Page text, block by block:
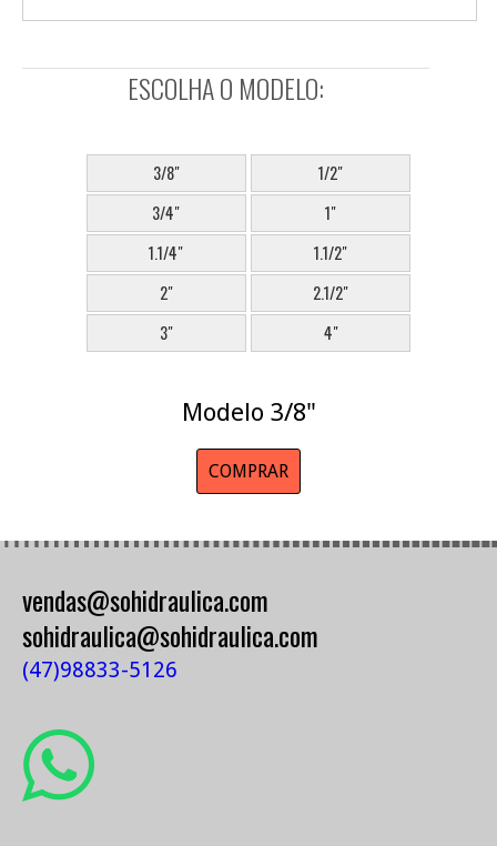
ESCOLHA O MODELO:
3/8"
1/2"
3/4"
1"
1.1/4"
1.1/2"
2"
2.1/2"
3"
4"
Modelo 3/8"
COMPRAR
vendas@sohidraulica.com
sohidraulica@sohidraulica.com
(47)98833-5126